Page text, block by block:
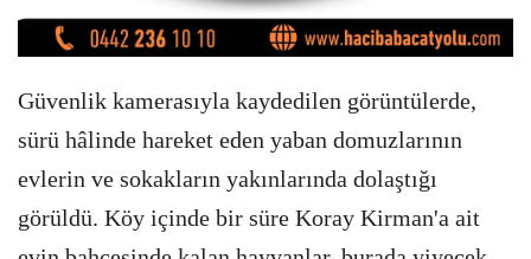
Güvenlik kamerasıyla kaydedilen görüntülerde,
sürü hâlinde hareket eden yaban domuzlarının
evlerin ve sokakların yakınlarında dolaştığı
görüldü. Köy içinde bir süre Koray Kirman'a ait